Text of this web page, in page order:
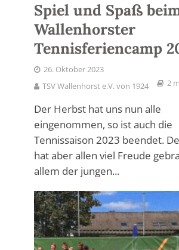
Spiel und Spaß
Wallenhorster
Tennisferiencamp
26. Oktober 2023
TSV Wallenhorst e.V. von 1924
2
Der Herbst hat uns nun alle
eingenommen, so ist auch die
Tennissaison 2023 beendet.
hat aber allen viel Freude
allem der jungen...